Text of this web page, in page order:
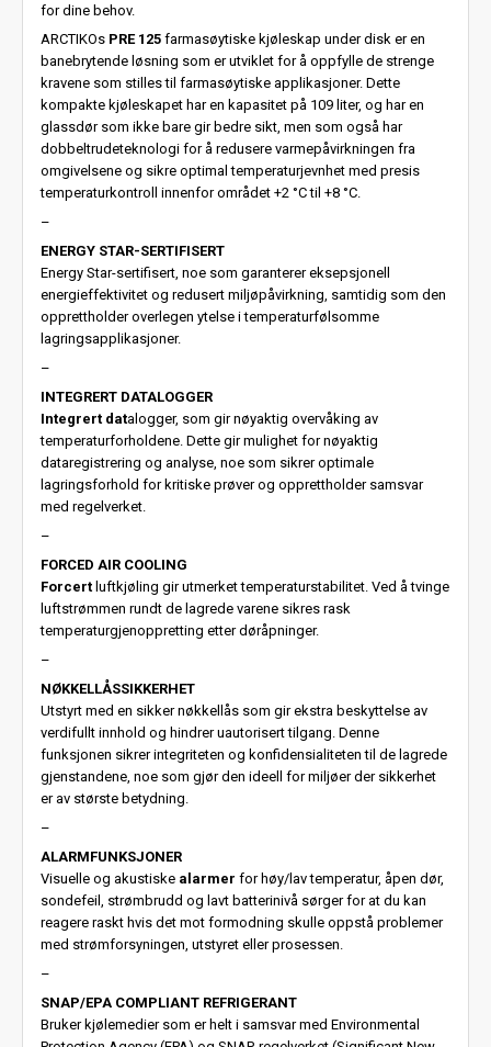
for dine behov.
ARCTIKOs PRE 125 farmasøytiske kjøleskap under disk er en
banebrytende løsning som er utviklet for å oppfylle de strenge
kravene som stilles til farmasøytiske applikasjoner. Dette
kompakte kjøleskapet har en kapasitet på 109 liter, og har en
glassdør som ikke bare gir bedre sikt, men som også har
dobbeltrudeteknologi for å redusere varmepåvirkningen fra
omgivelsene og sikre optimal temperaturjevnhet med presis
temperaturkontroll innenfor området +2 °C til +8 °C.
–
ENERGY STAR-SERTIFISERT
Energy Star-sertifisert, noe som garanterer eksepsjonell
energieffektivitet og redusert miljøpåvirkning, samtidig som den
opprettholder overlegen ytelse i temperaturfølsomme
lagringsapplikasjoner.
–
INTEGRERT DATALOGGER
Integrert datalogger, som gir nøyaktig overvåking av
temperaturforholdene. Dette gir mulighet for nøyaktig
dataregistrering og analyse, noe som sikrer optimale
lagringsforhold for kritiske prøver og opprettholder samsvar
med regelverket.
–
FORCED AIR COOLING
Forcert luftkjøling gir utmerket temperaturstabilitet. Ved å tvinge
luftstrømmen rundt de lagrede varene sikres rask
temperaturgjenoppretting etter døråpninger.
–
NØKKELLÅSSIKKERHET
Utstyrt med en sikker nøkkellås som gir ekstra beskyttelse av
verdifullt innhold og hindrer uautorisert tilgang. Denne
funksjonen sikrer integriteten og konfidensialiteten til de lagrede
gjenstandene, noe som gjør den ideell for miljøer der sikkerhet
er av største betydning.
–
ALARMFUNKSJONER
Visuelle og akustiske alarmer for høy/lav temperatur, åpen dør,
sondefeil, strømbrudd og lavt batterinivå sørger for at du kan
reagere raskt hvis det mot formodning skulle oppstå problemer
med strømforsyningen, utstyret eller prosessen.
–
SNAP/EPA COMPLIANT REFRIGERANT
Bruker kjølemedier som er helt i samsvar med Environmental